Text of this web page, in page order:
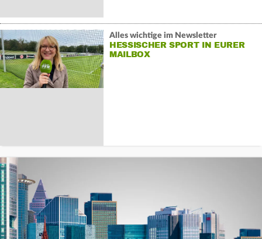
Alles wichtige im Newsletter
HESSISCHER SPORT IN EURER
MAILBOX